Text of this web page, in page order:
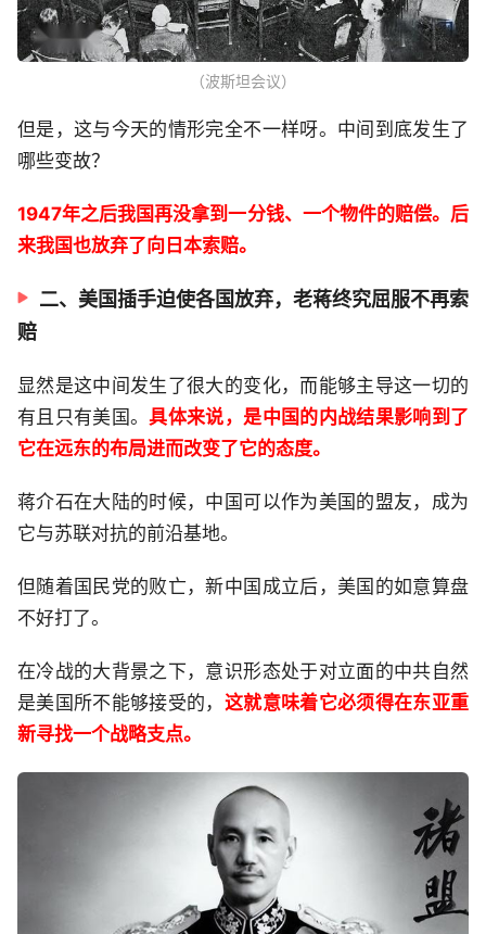
（波斯坦会议）
但是，这与今天的情形完全不一样呀。中间到底发生了
哪些变故？
1947年之后我国再没拿到一分钱、一个物件的赔偿。后
来我国也放弃了向日本索赔。
二、美国插手迫使各国放弃，老蒋终究屈服不再索
赔
显然是这中间发生了很大的变化，而能够主导这一切的
有且只有美国。具体来说，是中国的内战结果影响到了
它在远东的布局进而改变了它的态度。
蒋介石在大陆的时候，中国可以作为美国的盟友，成为
它与苏联对抗的前沿基地。
但随着国民党的败亡，新中国成立后，美国的如意算盘
不好打了。
在冷战的大背景之下，意识形态处于对立面的中共自然
是美国所不能够接受的， 这就意味着它必须得在东亚重
新寻找一个战略支点。